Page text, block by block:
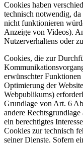
Cookies haben
technisch notwendig,
nicht funktionieren
Anzeige von Videos).
Nutzerverhaltens oder
Cookies, die zur
erwünschter
Optimierung der
Webpublikums)
Grundlage von Art. 6
andere
ein berechtigtes
Cookies zur technisch
seiner Dienste. Sofern